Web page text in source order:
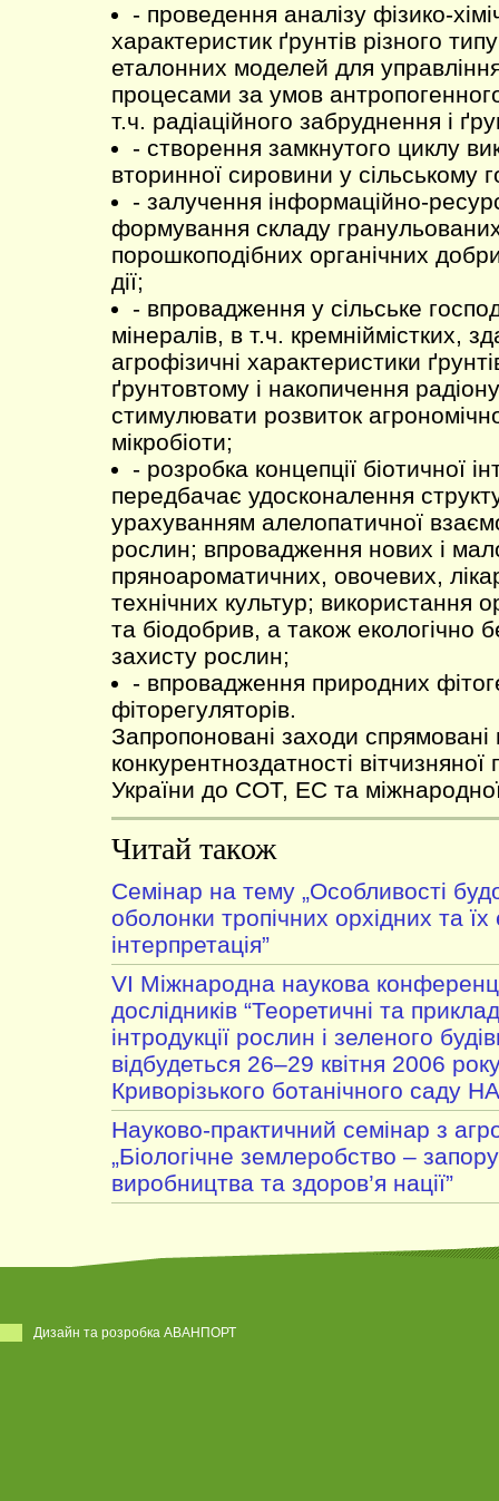
- проведення аналізу фізико-
характеристик ґрунтів різного
еталонних моделей для
процесами за умов
т.ч. радіаційного забруднення і
- створення замкнутого циклу
вторинної сировини у сільському
- залучення інформаційно-
формування складу
порошкоподібних органічних
дії;
- впровадження у сільське
мінералів, в т.ч. кремніймістких,
агрофізичні характеристики
ґрунтовтому і накопичення
стимулювати розвиток
мікробіоти;
- розробка концепції біотичної
передбачає удосконалення
урахуванням алелопатичної
рослин; впровадження нових і
пряноароматичних, овочевих,
технічних культур; використання
та біодобрив, а також екологічно
захисту рослин;
- впровадження природних
фіторегуляторів.
Запропоновані заходи
конкурентноздатності
України до СОТ, ЕС та міжнародної
Читай також
Cемінар на тему „Особливості
оболонки тропічних орхідних та їх
інтерпретація”
VІ Міжнародна наукова
дослідників “Теоретичні та
інтродукції рослин і зеленого
відбудеться 26–29 квітня 2006
Криворізького ботанічного саду
Науково-практичний семінар з
„Біологічне землеробство –
виробництва та здоров’я нації”
Дизайн та розробка АВАНПОРТ